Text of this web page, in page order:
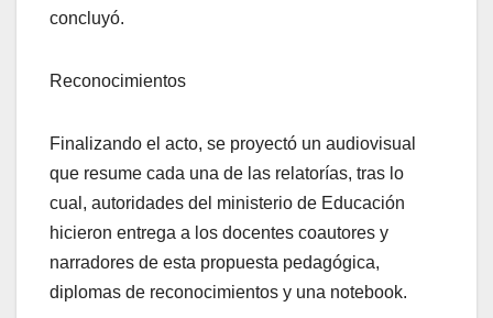
concluyó.
Reconocimientos
Finalizando el acto, se proyectó un audiovisual
que resume cada una de las relatorías, tras lo
cual, autoridades del ministerio de Educación
hicieron entrega a los docentes coautores y
narradores de esta propuesta pedagógica,
diplomas de reconocimientos y una notebook.